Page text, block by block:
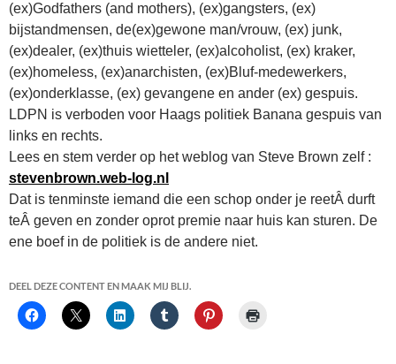
(ex)Godfathers (and mothers), (ex)gangsters, (ex)
bijstandmensen, de(ex)gewone man/vrouw, (ex) junk,
(ex)dealer, (ex)thuis wietteler, (ex)alcoholist, (ex) kraker,
(ex)homeless, (ex)anarchisten, (ex)Bluf-medewerkers,
(ex)onderklasse, (ex) gevangene en ander (ex) gespuis.
LDPN is verboden voor Haags politiek Banana gespuis van
links en rechts.
Lees en stem verder op het weblog van Steve Brown zelf :
stevenbrown.web-log.nl
Dat is tenminste iemand die een schop onder je reetÂ durft
teÂ geven en zonder oprot premie naar huis kan sturen. De
ene boef in de politiek is de andere niet.
DEEL DEZE CONTENT EN MAAK MIJ BLIJ.